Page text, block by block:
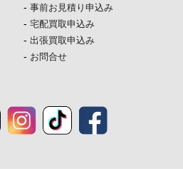
- 事前お見積り申込み
- 宅配買取申込み
- 出張買取申込み
- お問合せ